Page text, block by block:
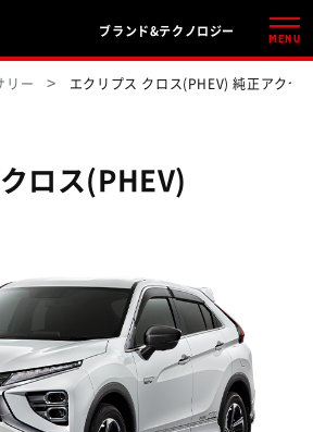
ブランド&テクノロジー
MENU
リー エクリプス クロス(PHEV) 純正アクセ
ロス(PHEV)